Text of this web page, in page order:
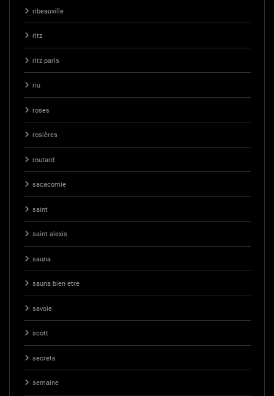
ribeauville
ritz
ritz paris
riu
roses
rosières
routard
sacacomie
saint
saint alexis
sauna
sauna bien etre
savoie
scott
secrets
semaine